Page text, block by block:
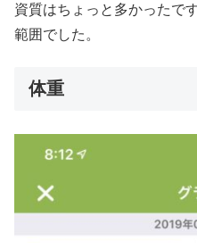
資質はちょっと多かったで
範囲でした。
体重